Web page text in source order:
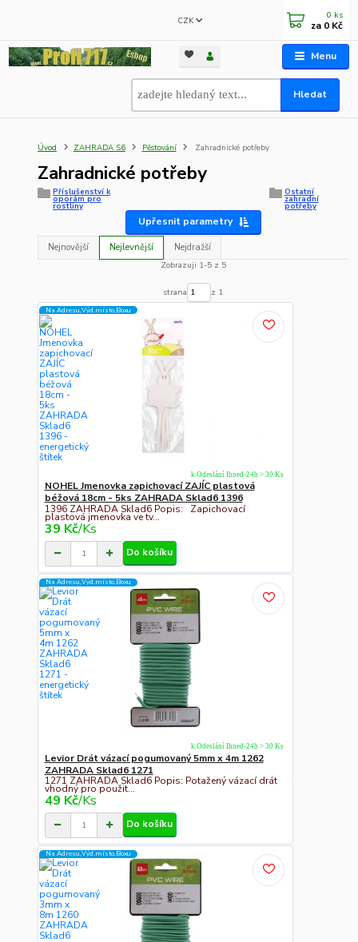
Menu
CZK
Hledat
0 ks
za 0 Kč
Úvod ZAHRADA S6 Pěstování Zahradnické potřeby
Zahradnické potřeby
Příslušenství k
oporám pro
rostliny
Ostatní
zahradní
potřeby
Upřesnit parametry
Nejnovější Nejlevnější
Nejdražší
Zobrazuji 1-5 z 5
strana z 1
Na Adresu,Výd.místo,Boxu
NOHEL Jmenovka zapichovací ZAJÍC plastová
béžová 18cm - 5ks ZAHRADA Sklad6 1396
1396 ZAHRADA Sklad6 Popis: Zapichovací
plastová jmenovka ve tv...
39 Kč/Ks
k Odeslání Ihned-24h > 30 Ks
Do košíku
Na Adresu,Výd.místo,Boxu
Levior Drát vázací pogumovaný 5mm x 4m 1262
ZAHRADA Sklad6 1271
1271 ZAHRADA Sklad6 Popis: Potažený vázací drát
vhodný pro použit...
49 Kč/Ks
k Odeslání Ihned-24h > 30 Ks
Do košíku
Na Adresu,Výd.místo,Boxu